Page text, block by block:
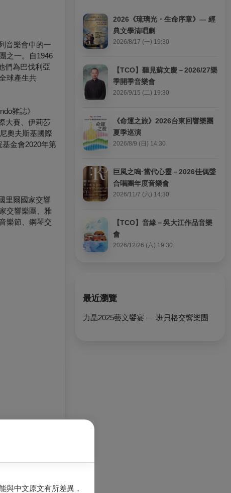
與中文原文有所差異，
音樂會中的一
之一。自1946
們為巴伐利亞
球產生共
雜誌》
大賽、伊莉莎
奧夫斯基國際
金會2020年第
里爾國家交響
交響樂團、雅
樂節、鋼琴交
2026《琉璃光・生命序章》— 經
典文學清唱劇
2026/8/17 (一) 19:30
【TCO】聽見蘇文慶－2026/27樂
季開季音樂會
2026/9/15 (二) 19:30
《命運之旅》2026台東回響樂團
夏季巡演
2026/8/9 (日) 14:30
巨風之鳴·當代心靈－2026佳偶聲
合唱團年度音樂會
2026/11/7 (六) 14:30
【TCO】音緣－吳大江作品音樂
會
2026/12/26 (六) 19:30
最近瀏覽
力晶2025藝文饗宴 — 班貝格交響樂團